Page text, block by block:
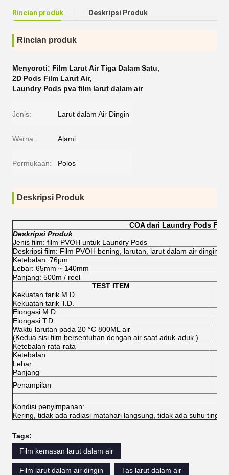
Rincian produk Deskripsi Produk
Rincian produk
Menyoroti: Film Larut Air Tiga Dalam Satu,
2D Pods Film Larut Air,
Laundry Pods pva film larut dalam air
Jenis: Larut dalam Air Dingin
Warna: Alami
Permukaan: Polos
Deskripsi Produk
COA dari Laundry Pods Film
Deskripsi Produk
Jenis film: film PVOH untuk Laundry Pods
Deskripsi film: Film PVOH bening, larutan, larut dalam air dingin
Ketebalan: 76μm
Lebar: 65mm ~ 140mm
Panjang: 500m / reel
TEST ITEM
Kekuatan tarik M.D.
Kekuatan tarik T.D.
Elongasi M.D.
Elongasi T.D.
Waktu larutan pada 20 °C 800ML air
(Kedua sisi film bersentuhan dengan air saat aduk-aduk.)
Ketebalan rata-rata
Ketebalan
Lebar
Panjang
Penampilan
Kondisi penyimpanan:
Kering, tidak ada radiasi matahari langsung, tidak ada suhu tinggi,
Tags:
Film kemasan larut dalam air
Film larut dalam air dingin Tas larut dalam air